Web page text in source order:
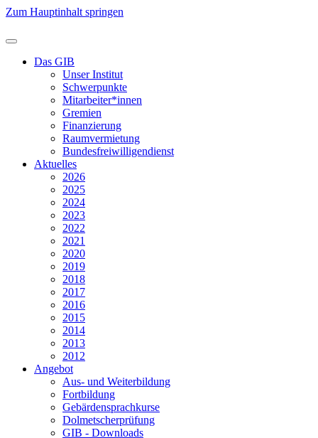
Zum Hauptinhalt springen
Das GIB
Unser Institut
Schwerpunkte
Mitarbeiter*innen
Gremien
Finanzierung
Raumvermietung
Bundesfreiwilligendienst
Aktuelles
2026
2025
2024
2023
2022
2021
2020
2019
2018
2017
2016
2015
2014
2013
2012
Angebot
Aus- und Weiterbildung
Fortbildung
Gebärdensprachkurse
Dolmetscherprüfung
GIB - Downloads